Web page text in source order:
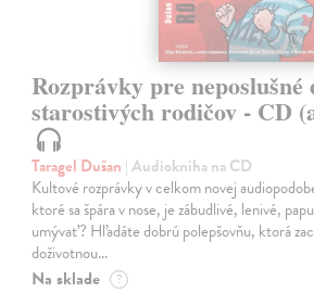
Rozprávky pre neposlušné
starostivých rodičov - CD
Taragel Dušan | Audiokniha na CD
Kultové rozprávky v celkom novej
ktoré sa špára v nose, je zábudlivé, lenivé,
umývať? Hľadáte dobrú polepšovňu, ktorá
doživotnou…
Na sklade ?